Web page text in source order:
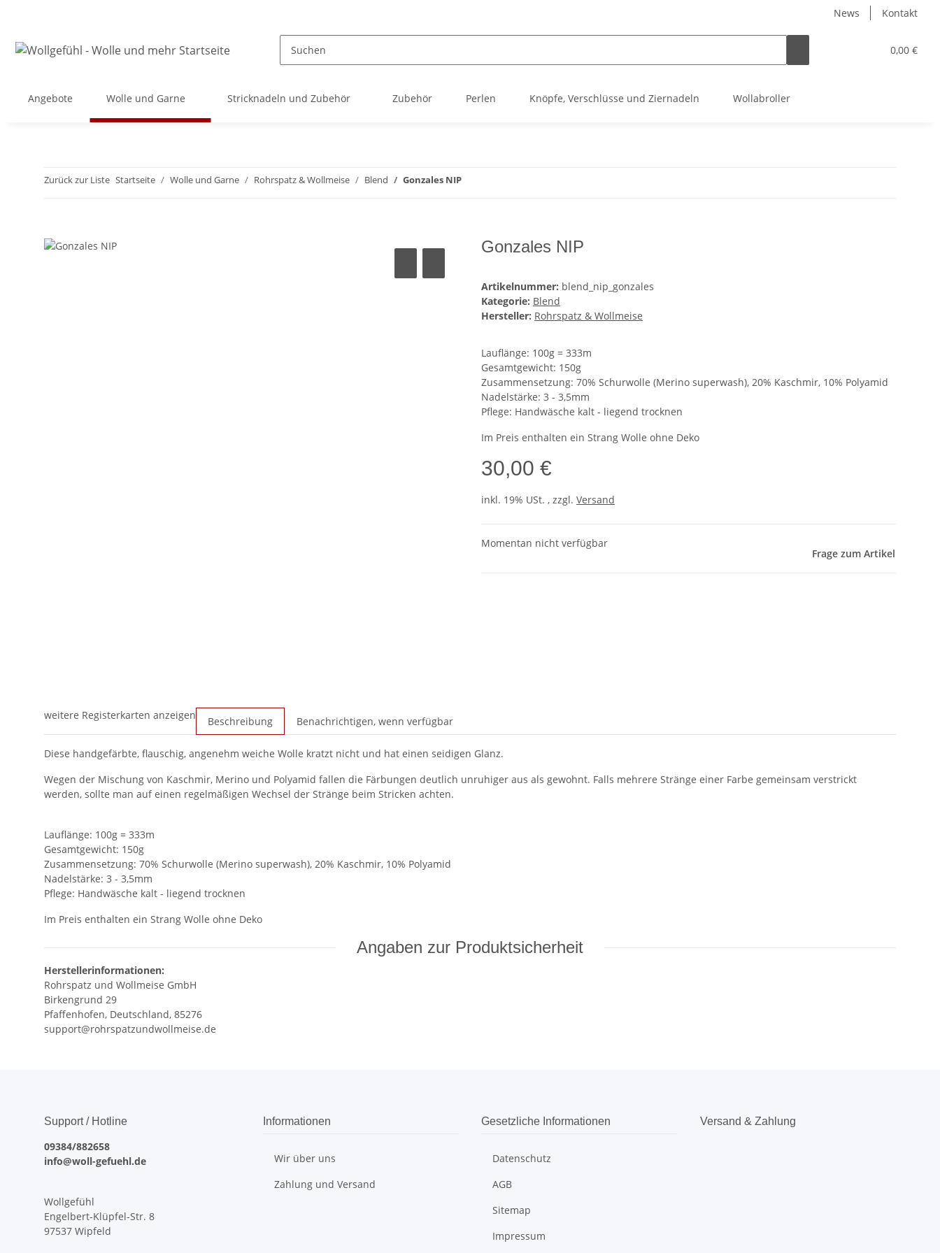
News Kontakt
0,00 €
Angebote Wolle und Garne Stricknadeln und Zubehör Zubehör Perlen Knöpfe, Verschlüsse und Ziernadeln Wollabroller
Zurück zur Liste Startseite Wolle und Garne Rohrspatz & Wollmeise Blend Gonzales NIP
Gonzales NIP
Artikelnummer: blend_nip_gonzales
Kategorie: Blend
Hersteller: Rohrspatz & Wollmeise
Lauflänge: 100g = 333m
Gesamtgewicht: 150g
Zusammensetzung: 70% Schurwolle (Merino superwash), 20% Kaschmir, 10% Polyamid
Nadelstärke: 3 - 3,5mm
Pflege: Handwäsche kalt - liegend trocknen
Im Preis enthalten ein Strang Wolle ohne Deko
30,00 €
inkl. 19% USt. , zzgl. Versand
Momentan nicht verfügbar
Frage zum Artikel
weitere Registerkarten anzeigen Beschreibung Benachrichtigen, wenn verfügbar
Diese handgefärbte, flauschig, angenehm weiche Wolle kratzt nicht und hat einen seidigen Glanz.
Wegen der Mischung von Kaschmir, Merino und Polyamid fallen die Färbungen deutlich unruhiger aus als gewohnt. Falls mehrere Stränge einer Farbe gemeinsam verstrickt
werden, sollte man auf einen regelmäßigen Wechsel der Stränge beim Stricken achten.
Lauflänge: 100g = 333m
Gesamtgewicht: 150g
Zusammensetzung: 70% Schurwolle (Merino superwash), 20% Kaschmir, 10% Polyamid
Nadelstärke: 3 - 3,5mm
Pflege: Handwäsche kalt - liegend trocknen
Im Preis enthalten ein Strang Wolle ohne Deko
Angaben zur Produktsicherheit
Herstellerinformationen:
Rohrspatz und Wollmeise GmbH
Birkengrund 29
Pfaffenhofen, Deutschland, 85276
support@rohrspatzundwollmeise.de
Support / Hotline
09384/882658
info@woll-gefuehl.de
Wollgefühl
Engelbert-Klüpfel-Str. 8
97537 Wipfeld
Informationen
Wir über uns
Zahlung und Versand
Gesetzliche Informationen
Datenschutz
AGB
Sitemap
Impressum
Versand & Zahlung